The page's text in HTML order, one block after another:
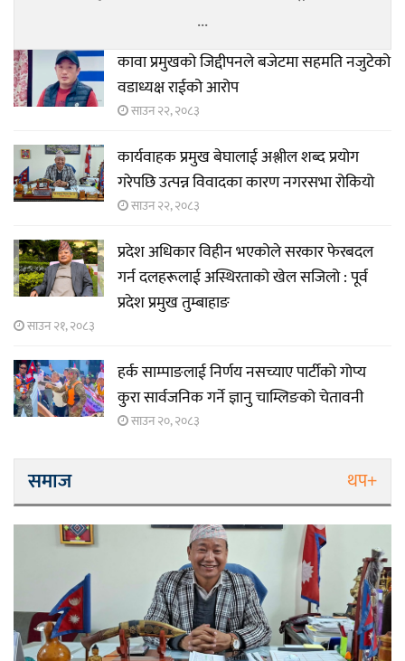
...
कावा प्रमुखको जिद्दीपनले बजेटमा सहमति नजुटेको
वडाध्यक्ष राईको आरोप
साउन २२, २०८३
कार्यवाहक प्रमुख बेघालाई अश्लील शब्द प्रयोग
गरेपछि उत्पन्न विवादका कारण नगरसभा रोकियो
साउन २२, २०८३
प्रदेश अधिकार विहीन भएकोले सरकार फेरबदल
गर्न दलहरूलाई अस्थिरताको खेल सजिलो : पूर्व
प्रदेश प्रमुख तुम्बाहाङ
साउन २१, २०८३
हर्क साम्पाङलाई निर्णय नसच्याए पार्टीको गोप्य
कुरा सार्वजनिक गर्ने ज्ञानु चाम्लिङको चेतावनी
साउन २०, २०८३
समाज थप+